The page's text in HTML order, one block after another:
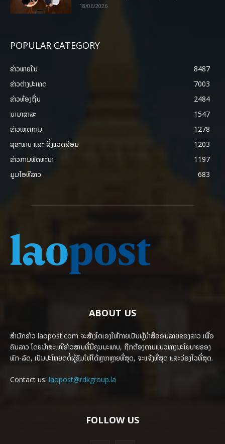
18/06/2026
POPULAR CATEGORY
ຂ່າວພາຍ​ໃນ
8487
ຂ່າວຕ່າງປະເທດ
7003
ຂ່າວທ້ອງຖິ່ນ
2484
ນານາສາລະ
1547
ຂ່າວເຫດການ
1278
ສຸຂະພາບ ແລະ ສີ່ງແວດລ້ອມ
1203
ຂ່າວການພັດທະນາ
1197
ມູມໄອທີລາວ
683
ABOUT US
ສຳນັກຂ່າວ laopost.com ຈະສ້າງໂຕເອງໃຫ້ກາຍເປັນຜູ້ນຳສື່ອອນລາຍຂອງລາວ ເພື່ອ
ຄົນລາວ ໂດຍນຳສະເໜີຂ່າວສານທີ່ມີຄຸນນະພາບ, ຖືກຕ້ອງຕາມແນວທາງນະໂຍບາຍຂອງ
ພັກ-ລັດ, ເປັນປະໂຫຍດຕໍ່ຜູ້ຊົມໃຫ້ໄດ້ຫຼາກຫຼາຍທີ່ສຸດ, ຈະແຈ້ງທີ່ສຸດ ແລະວ່ອງໄວທີ່ສຸດ.
Contact us: laopost@rdkgroup.la
FOLLOW US